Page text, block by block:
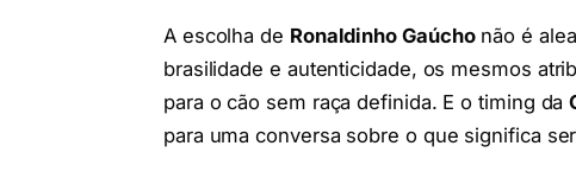
A escolha de Ronaldinho Gaúchonão é
brasilidade e autenticidade, os mesmos
para o cão sem raça definida. E o timing da
para uma conversa sobre o que significa